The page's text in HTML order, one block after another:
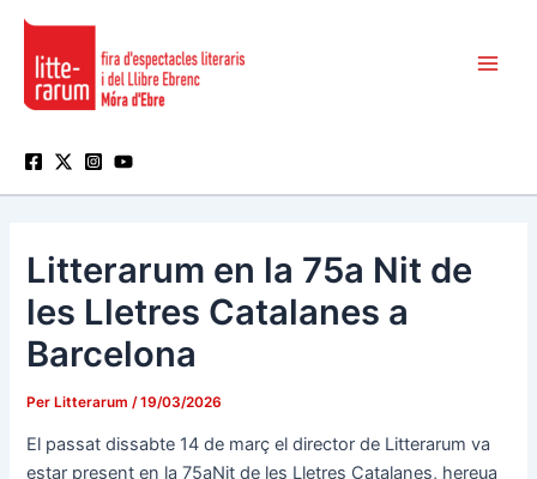
Vés
contingut
Litterarum en la 75a Nit de
les Lletres Catalanes a
Barcelona
Per Litterarum/19/03/2026
El passat dissabte 14 de març el director de Litterarum va
estar present en la 75aNit de les Lletres Catalanes, hereua